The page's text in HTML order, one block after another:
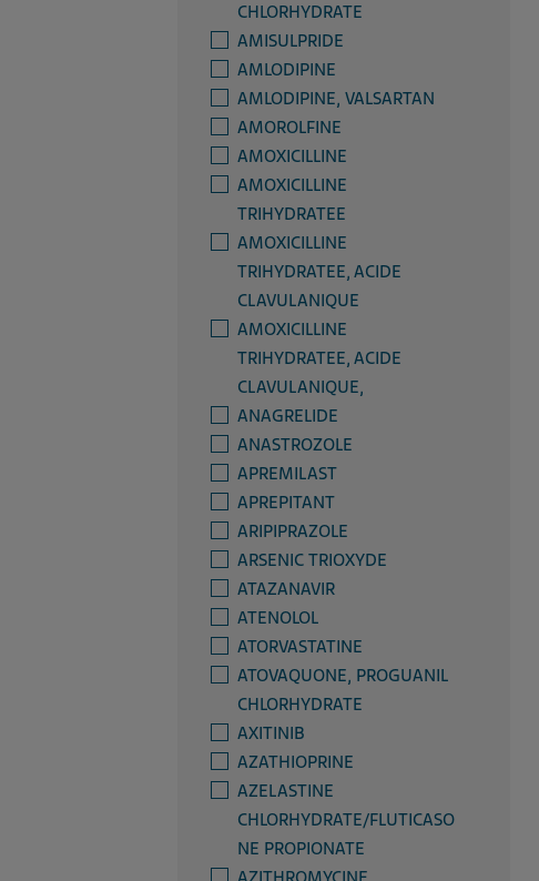
CHLORHYDRATE
AMISULPRIDE
AMLODIPINE
AMLODIPINE, VALSARTAN
AMOROLFINE
AMOXICILLINE
AMOXICILLINE
TRIHYDRATEE
AMOXICILLINE
TRIHYDRATEE, ACIDE
CLAVULANIQUE
AMOXICILLINE
TRIHYDRATEE, ACIDE
CLAVULANIQUE,
ANAGRELIDE
ANASTROZOLE
APREMILAST
APREPITANT
ARIPIPRAZOLE
ARSENIC TRIOXYDE
ATAZANAVIR
ATENOLOL
ATORVASTATINE
ATOVAQUONE, PROGUANIL
CHLORHYDRATE
AXITINIB
AZATHIOPRINE
AZELASTINE
CHLORHYDRATE/FLUTICASO
NE PROPIONATE